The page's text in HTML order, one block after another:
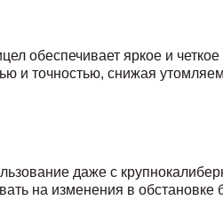
обеспечивает яркое и
и точностью, снижая
даже с
на изменения в обстановке